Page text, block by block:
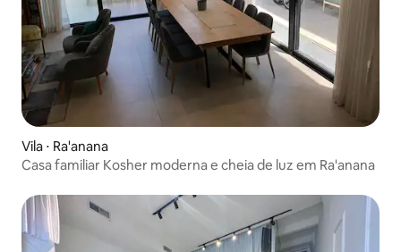
Vila ⋅ Ra'anana
Casa familiar Kosher moderna e cheia de luz em Ra'anana